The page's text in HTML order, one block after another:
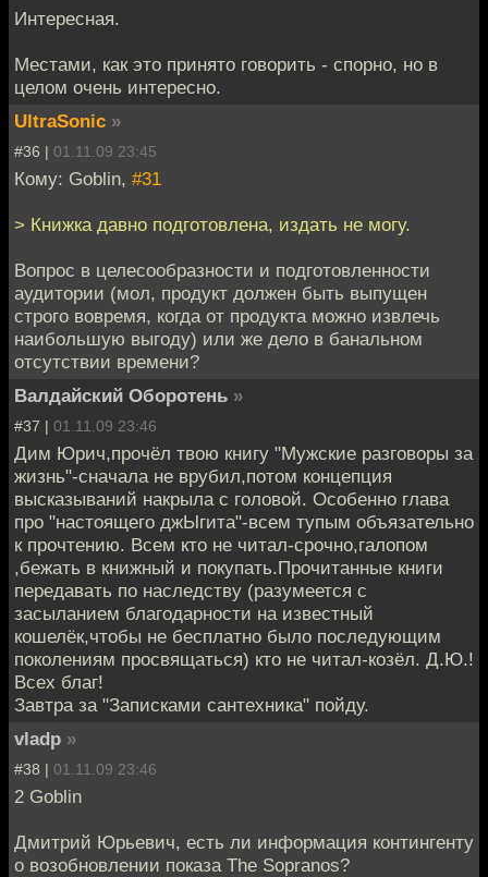
Интересная.
Местами, как это принято говорить - спорно, но в
целом очень интересно.
UltraSonic »
#36 | 01.11.09 23:45
Кому: Goblin, #31
> Книжка давно подготовлена, издать не могу.
Вопрос в целесообразности и подготовленности
аудитории (мол, продукт должен быть выпущен
строго вовремя, когда от продукта можно извлечь
наибольшую выгоду) или же дело в банальном
отсутствии времени?
Валдайский Оборотень »
#37 | 01.11.09 23:46
Дим Юрич,прочёл твою книгу "Мужские разговоры за
жизнь"-сначала не врубил,потом концепция
высказываний накрыла с головой. Особенно глава
про "настоящего джЫгита"-всем тупым объязательно
к прочтению. Всем кто не читал-срочно,галопом
,бежать в книжный и покупать.Прочитанные книги
передавать по наследству (разумеется с
засыланием благодарности на известный
кошелёк,чтобы не бесплатно было последующим
поколениям просвящаться) кто не читал-козёл. Д.Ю.!
Всех благ!
Завтра за "Записками сантехника" пойду.
vladp »
#38 | 01.11.09 23:46
2 Goblin
Дмитрий Юрьевич, есть ли информация контингенту
о возобновлении показа The Sopranos?